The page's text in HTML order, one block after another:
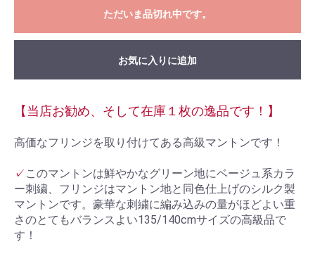
ただいま品切れ中です。
お気に入りに追加
【当店お勧め、そして在庫１枚の逸品です！】
高価なフリンジを取り付けてある高級マントンです！
✓ このマントンは鮮やかなグリーン地にベージュ系カラ
ー刺繍、フリンジはマントン地と同色仕上げのシルク製
マントンです。豪華な刺繍に編み込みの量がほどよい重
さのとてもバランスよい135/140cmサイズの高級品で
す！